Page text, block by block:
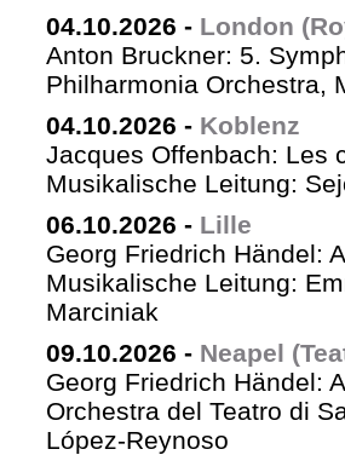
04.10.2026 - London
Anton Bruckner: 5.
Philharmonia Orchestra,
04.10.2026 - Koblenz
Jacques Offenbach: Les
Musikalische Leitung:
06.10.2026 - Lille
Georg Friedrich Händel:
Musikalische Leitung:
Marciniak
09.10.2026 - Neapel
Georg Friedrich Händel:
Orchestra del Teatro di
López-Reynoso